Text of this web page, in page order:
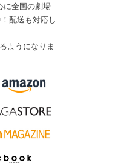
に全国の劇場
配送も対応し
ようになりま